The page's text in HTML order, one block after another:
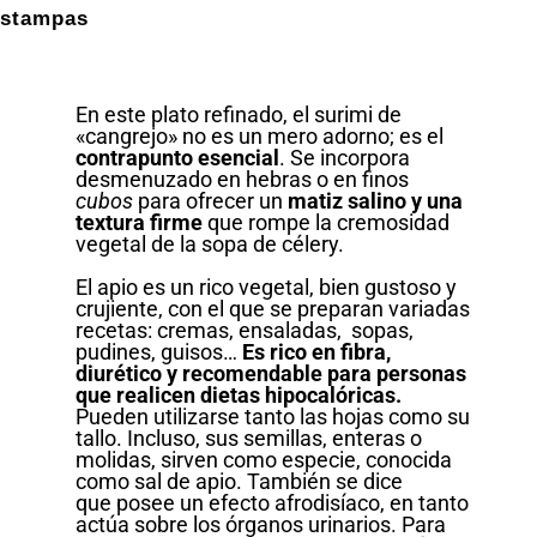
En este plato refinado, el surimi de
«cangrejo» no es un mero adorno; es el
contrapunto esencial . Se incorpora
desmenuzado en hebras o en finos
cubos para ofrecer un matiz salino y una
textura firmeque rompe la cremosidad
vegetal de la sopa de célery.
El apio es un rico vegetal, bien gustoso y
crujiente, con el que se preparan variadas
recetas: cremas, ensaladas, sopas,
pudines, guisos… Es rico en fibra,
diurético y recomendable para personas
que realicen dietas hipocalóricas.
Pueden utilizarse tanto las hojas como su
tallo. Incluso, sus semillas, enteras o
molidas, sirven como especie, conocida
como sal de apio. También se dice
que posee un efecto afrodisíaco, en tanto
actúa sobre los órganos urinarios. Para